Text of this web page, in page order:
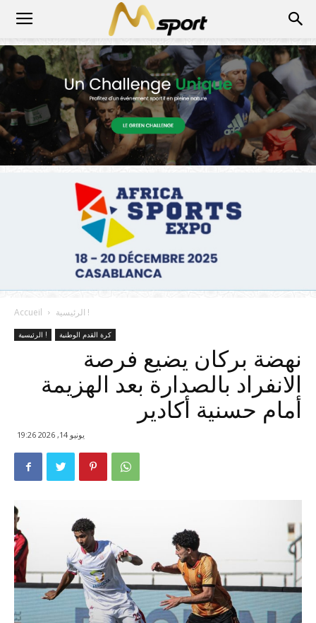
Accueil الرئيسية !
الرئيسية ! كرة القدم الوطنية
نهضة بركان يضيع فرصة
الانفراد بالصدارة بعد الهزيمة
أمام حسنية أكادير
يونيو 14, 2026 19:26